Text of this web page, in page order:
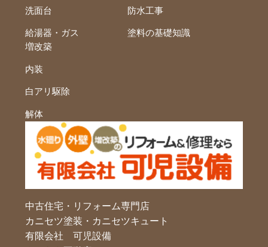
洗面台
給湯器・ガス
防水工事
塗料の基礎知識
増改築
内装
白アリ駆除
解体
中古住宅・リフォーム専門店
カニセツ塗装・カニセツキュート
有限会社 可児設備